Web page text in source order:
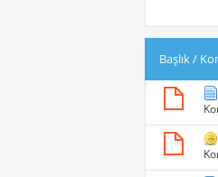
Başlık/